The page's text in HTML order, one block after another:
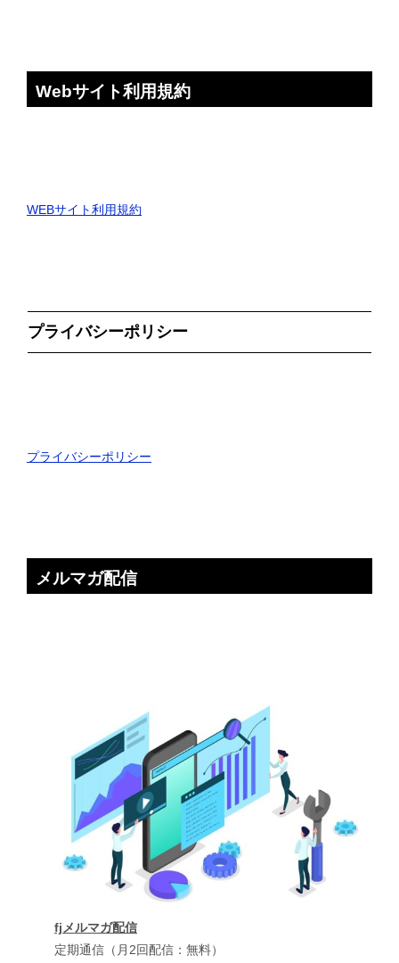
Webサイト利用規約
WEBサイト利用規約
プライバシーポリシー
プライバシーポリシー
メルマガ配信
fjメルマガ配信
定期通信（月2回配信：無料）